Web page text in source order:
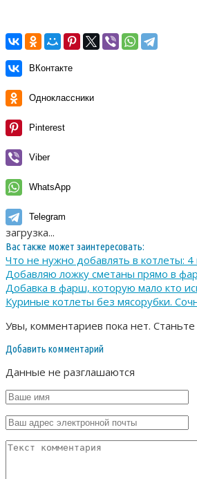
ВКонтакте
Одноклассники
Pinterest
Viber
WhatsApp
Telegram
загрузка...
Вас также может заинтересовать:
Что не нужно добавлять в котлеты:
Добавляю ложку сметаны прямо в
Добавка в фарш, которую мало кто
Куриные котлеты без мясорубки.
Увы, комментариев пока нет.
Добавить комментарий
Данные не разглашаются